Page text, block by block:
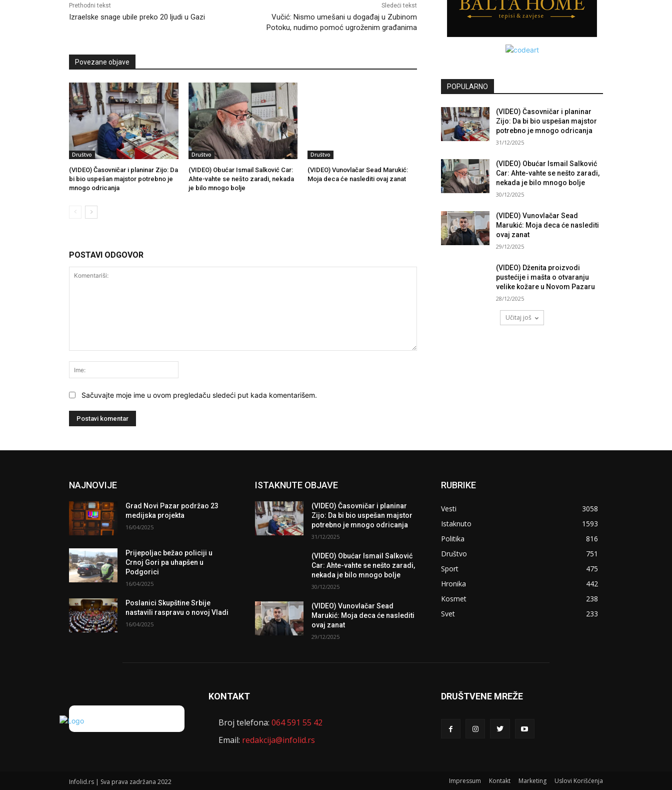
Prethodni tekst
Izraelske snage ubile preko 20 ljudi u Gazi
Sledeći tekst
Vučić: Nismo umešani u događaj u Zubinom
Potoku, nudimo pomoć ugroženim građanima
Povezane objave
Društvo
(VIDEO) Časovničar i planinar Zijo: Da
bi bio uspešan majstor potrebno je
mnogo odricanja
Društvo
(VIDEO) Obućar Ismail Salković Car:
Ahte-vahte se nešto zaradi, nekada
je bilo mnogo bolje
Društvo
(VIDEO) Vunovlačar Sead Marukić:
Moja deca će naslediti ovaj zanat
POSTAVI ODGOVOR
Sačuvajte moje ime u ovom pregledaču sledeći put kada komentarišem.
POPULARNO
(VIDEO) Časovničar i planinar
Zijo: Da bi bio uspešan majstor
potrebno je mnogo odricanja
31/12/2025
(VIDEO) Obućar Ismail Salković
Car: Ahte-vahte se nešto zaradi,
nekada je bilo mnogo bolje
30/12/2025
(VIDEO) Vunovlačar Sead
Marukić: Moja deca će naslediti
ovaj zanat
29/12/2025
(VIDEO) Dženita proizvodi
pustećije i mašta o otvaranju
velike kožare u Novom Pazaru
28/12/2025
Učitaj još
NAJNOVIJE
Grad Novi Pazar podržao 23
medijska projekta
16/04/2025
Prijepoljac bežao policiji u
Crnoj Gori pa uhapšen u
Podgorici
16/04/2025
Poslanici Skupštine Srbije
nastavili raspravu o novoj Vladi
16/04/2025
ISTAKNUTE OBJAVE
(VIDEO) Časovničar i planinar
Zijo: Da bi bio uspešan majstor
potrebno je mnogo odricanja
31/12/2025
(VIDEO) Obućar Ismail Salković
Car: Ahte-vahte se nešto zaradi,
nekada je bilo mnogo bolje
30/12/2025
(VIDEO) Vunovlačar Sead
Marukić: Moja deca će naslediti
ovaj zanat
29/12/2025
RUBRIKE
Vesti
3058
Istaknuto
1593
Politika
816
Društvo
751
Sport
475
Hronika
442
Kosmet
238
Svet
233
KONTAKT
Broj telefona: 064 591 55 42
Email: redakcija@infolid.rs
DRUŠTVENE MREŽE
Infolid.rs | Sva prava zadržana 2022 Impressum Kontakt Marketing Uslovi Korišćenja